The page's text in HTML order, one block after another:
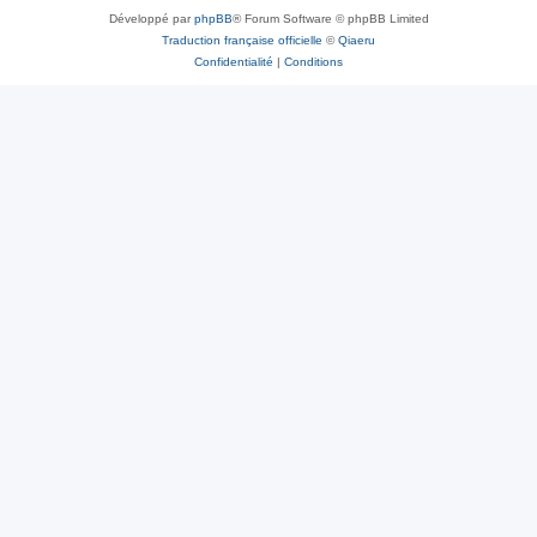
Développé parphpBB® Forum Software © phpBB Limited
Traduction française officielle ©Qiaeru
Confidentialité | Conditions